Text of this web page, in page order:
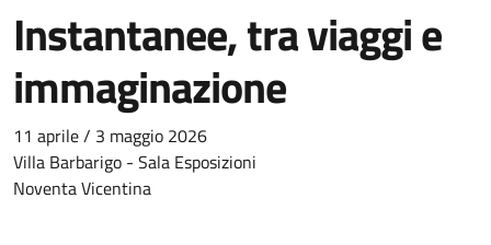
Instantanee, tra viaggi e
immaginazione
11 aprile / 3 maggio 2026
Villa Barbarigo - Sala Esposizioni
Noventa Vicentina